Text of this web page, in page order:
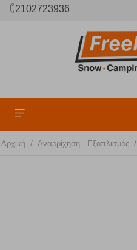
2102723936
Αρχική / Αναρρίχηση - Εξοπλισμός /